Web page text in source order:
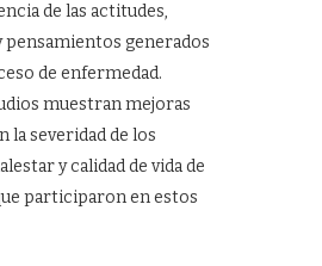
de las actitudes,
generados
de enfermedad.
muestran mejoras
la severidad de los
y calidad de vida de
participaron en estos